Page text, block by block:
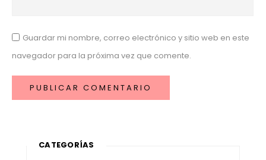
Guardar mi nombre, correo electrónico y sitio web en este
navegador para la próxima vez que comente.
CATEGORÍAS